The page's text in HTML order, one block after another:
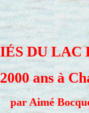
DU LAC
ans à
par Aimé